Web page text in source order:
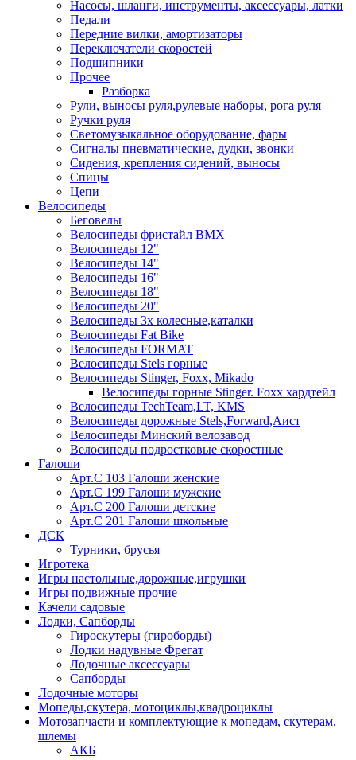
Насосы, шланги, инструменты, аксессуары, латки
Педали
Передние вилки, амортизаторы
Переключатели скоростей
Подшипники
Прочее
Разборка
Рули, выносы руля,рулевые наборы, рога руля
Ручки руля
Светомузыкальное оборудование, фары
Сигналы пневматические, дудки, звонки
Сидения, крепления сидений, выносы
Спицы
Цепи
Велосипеды
Беговелы
Велосипеды фристайл ВМХ
Велосипеды 12"
Велосипеды 14"
Велосипеды 16"
Велосипеды 18"
Велосипеды 20"
Велосипеды 3х колесные,каталки
Велосипеды Fat Bike
Велосипеды FORMAT
Велосипеды Stels горные
Велосипеды Stinger, Foxx, Mikado
Велосипеды горные Stinger. Foxx хардтейл
Велосипеды TechTeam,LT, KMS
Велосипеды дорожные Stels,Forward,Аист
Велосипеды Минский велозавод
Велосипеды подростковые скоростные
Галоши
Арт.С 103 Галоши женские
Арт.С 199 Галоши мужские
Арт.С 200 Галоши детские
Арт.С 201 Галоши школьные
ДСК
Турники, брусья
Игротека
Игры настольные,дорожные,игрушки
Игры подвижные прочие
Качели садовые
Лодки, Сапборды
Гироскутеры (гироборды)
Лодки надувные Фрегат
Лодочные аксессуары
Сапборды
Лодочные моторы
Мопеды,скутера, мотоциклы,квадроциклы
Мотозапчасти и комплектующие к мопедам, скутерам,
шлемы
АКБ